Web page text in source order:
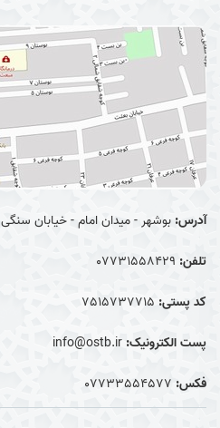
آدرس: بوشهر - میدان امام - خیابان سنگی
تلفن: 07731558429
کد پستی: 7515737715
پست الکترونیک: info@ostb.ir
فکس: 07733554577